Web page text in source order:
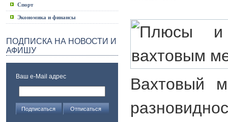
Спорт
Экономика и финансы
ПОДПИСКА НА НОВОСТИ И
АФИШУ
Ваш e-Mail адрес
Вахтовый